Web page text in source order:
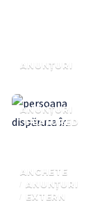
ANUNȚURI
ANUNȚURI
FEATURED
ANCHETE
ANUNȚURI
EXTERN